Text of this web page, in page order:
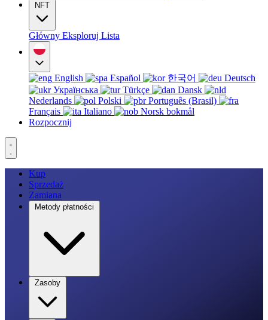
NFT
Główny Eksploruj Lista
English Español 한국어
Deutsch
Українська
Türkçe
Dansk
Nederlands
Polski
Português (Brasil)
Français
Italiano
Norsk bokmål
Rozpocznij
Kup
Sprzedaż
Zamiana
Metody płatności
Zasoby